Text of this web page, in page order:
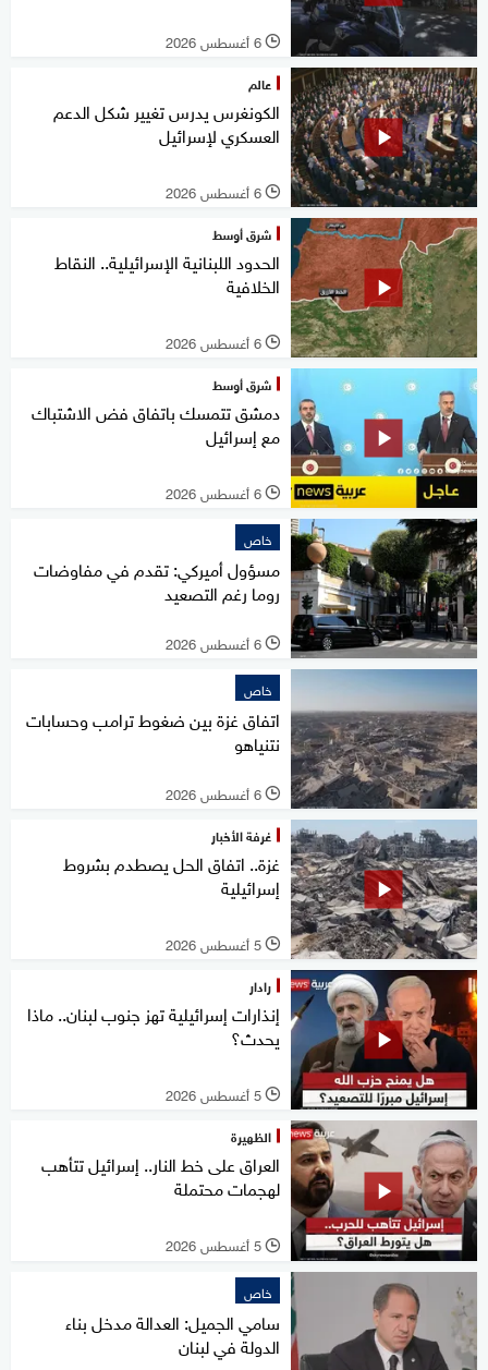
l 6 أغسطس 2026
عالم
الكونغرس يدرس تغيير شكل الدعم
العسكري لإسرائيل
l 6 أغسطس 2026
شرق أوسط
الحدود اللبنانية الإسرائيلية.. النقاط
الخلافية
l 6 أغسطس 2026
شرق أوسط
دمشق تتمسك باتفاق فض الاشتباك
مع إسرائيل
l 6 أغسطس 2026
خاص
مسؤول أميركي: تقدم في مفاوضات
روما رغم التصعيد
l 6 أغسطس 2026
خاص
اتفاق غزة بين ضغوط ترامب وحسابات
نتنياهو
l 6 أغسطس 2026
غرفة الأخبار
غزة.. اتفاق الحل يصطدم بشروط
إسرائيلية
l 5 أغسطس 2026
رادار
إنذارات إسرائيلية تهز جنوب لبنان.. ماذا
يحدث؟
l 5 أغسطس 2026
الظهيرة
العراق على خط النار.. إسرائيل تتأهب
لهجمات محتملة
l 5 أغسطس 2026
خاص
سامي الجميل: العدالة مدخل بناء
الدولة في لبنان